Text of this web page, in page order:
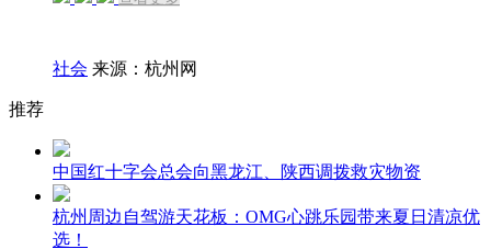
社会 来源：杭州网
推荐
中国红十字会总会向黑龙江、陕西调拨救灾物资
杭州周边自驾游天花板：OMG心跳乐园带来夏日清凉优
选！